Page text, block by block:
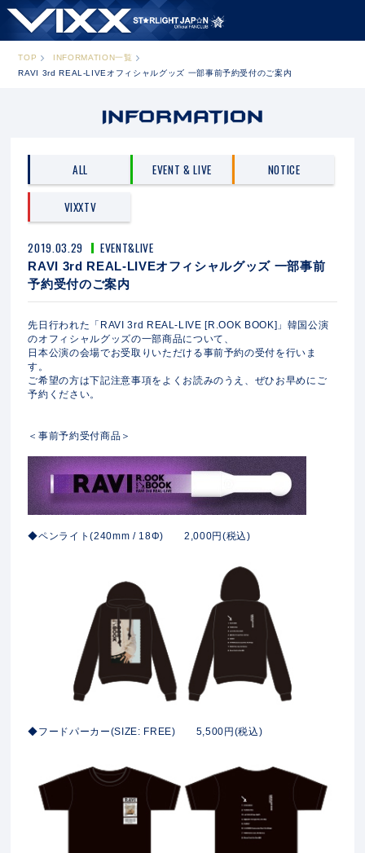
TOP
INFORMATION一覧
RAVI 3rd REAL-LIVEオフィシャルグッズ 一部事前予約受付のご案内
ALL EVENT & LIVE NOTICE
VIXXTV
2019.03.29 EVENT&LIVE
RAVI 3rd REAL-LIVEオフィシャルグッズ 一部事前
予約受付のご案内
先日行われた「RAVI 3rd REAL-LIVE [R.OOK BOOK]」韓国公演
のオフィシャルグッズの一部商品について、
日本公演の会場でお受取りいただける事前予約の受付を行いま
す。
ご希望の方は下記注意事項をよくお読みのうえ、ぜひお早めにご
予約ください。
＜事前予約受付商品＞
◆ペンライト(240mm / 18Φ) 2,000円(税込)
◆フードパーカー(SIZE: FREE) 5,500円(税込)